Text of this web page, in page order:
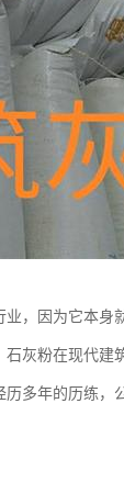
，因为它本身
灰粉在现代建
多年的历练，